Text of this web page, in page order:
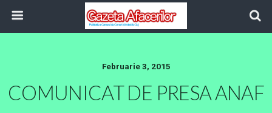
Februarie 3, 2015
COMUNICAT DE PRESA ANAF